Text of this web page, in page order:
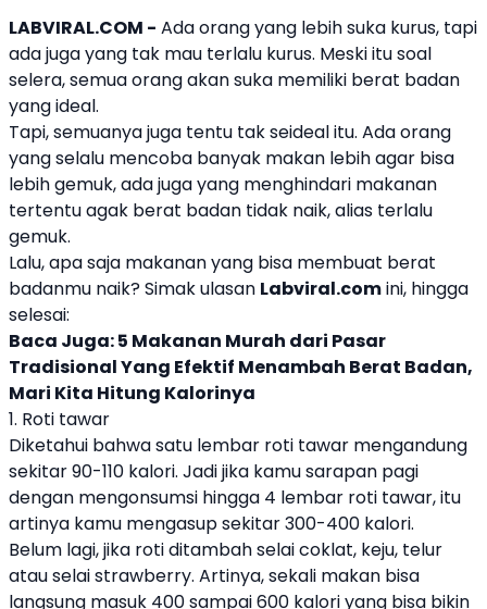
LABVIRAL.COM - Ada orang yang lebih suka kurus, tapi
ada juga yang tak mau terlalu kurus. Meski itu soal
selera, semua orang akan suka memiliki berat badan
yang ideal.
Tapi, semuanya juga tentu tak seideal itu. Ada orang
yang selalu mencoba banyak makan lebih agar bisa
lebih gemuk, ada juga yang menghindari makanan
tertentu agak berat badan tidak naik, alias terlalu
gemuk.
Lalu, apa saja makanan yang bisa membuat berat
badanmu naik? Simak ulasan Labviral.comini, hingga
selesai:
Baca Juga:5 Makanan Murah dari Pasar
Tradisional Yang Efektif Menambah Berat Badan,
Mari Kita Hitung Kalorinya
1. Roti tawar
Diketahui bahwa satu lembar roti tawar mengandung
sekitar 90-110 kalori. Jadi jika kamu sarapan pagi
dengan mengonsumsi hingga 4 lembar roti tawar, itu
artinya kamu mengasup sekitar 300-400 kalori.
Belum lagi, jika roti ditambah selai coklat, keju, telur
atau selai strawberry. Artinya, sekali makan bisa
langsung masuk 400 sampai 600 kalori yang bisa bikin